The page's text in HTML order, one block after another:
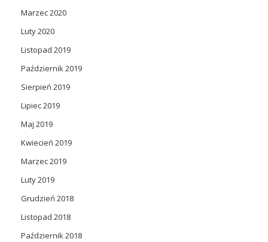
Marzec 2020
Luty 2020
Listopad 2019
Październik 2019
Sierpień 2019
Lipiec 2019
Maj 2019
Kwiecień 2019
Marzec 2019
Luty 2019
Grudzień 2018
Listopad 2018
Październik 2018